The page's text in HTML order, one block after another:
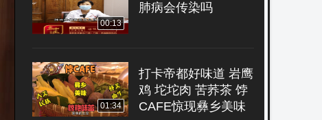
00:13
肺病会传染吗
01:34
打卡帝都好味道 岩鹰
鸡 坨坨肉 苦荞茶 饽
CAFE惊现彝乡美味